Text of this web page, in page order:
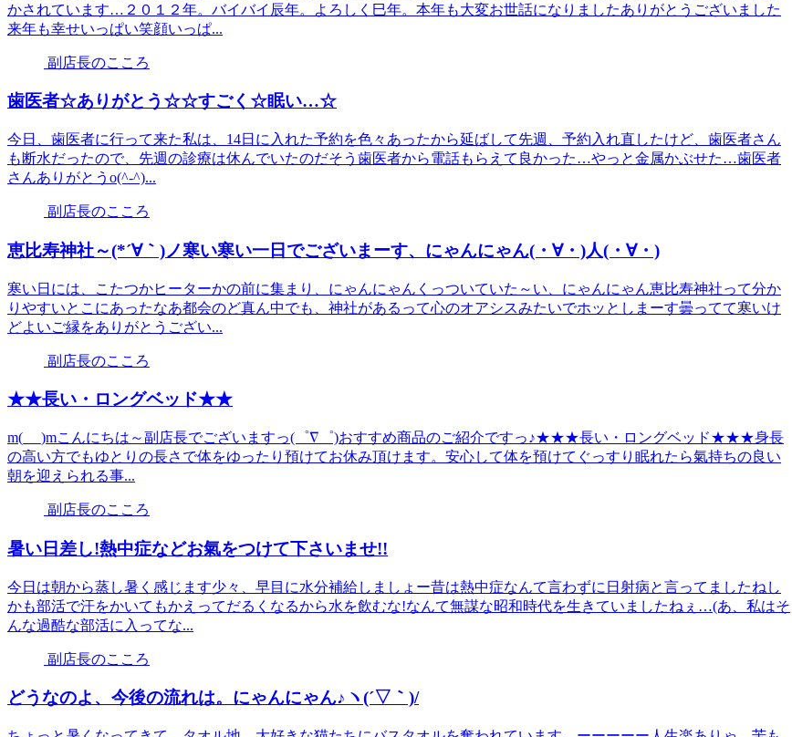
かされています…２０１２年。バイバイ辰年。よろしく巳年。本年も大変お世話になりましたありがとうございました
来年も幸せいっぱい笑顔いっぱ...
副店長のこころ
歯医者☆ありがとう☆☆すごく☆眠い…☆
今日、歯医者に行って来た私は、14日に入れた予約を色々あったから延ばして先週、予約入れ直したけど、歯医者さん
も断水だったので、先週の診療は休んでいたのだそう歯医者から電話もらえて良かった…やっと金属かぶせた…歯医者
さんありがとうo(^-^)...
副店長のこころ
恵比寿神社～(*´∀｀)ノ寒い寒い一日でございまーす、にゃんにゃん(・∀・)人(・∀・)
寒い日には、こたつかヒーターかの前に集まり、にゃんにゃんくっついていた～い、にゃんにゃん恵比寿神社って分か
りやすいとこにあったなあ都会のど真ん中でも、神社があるって心のオアシスみたいでホッとしまーす曇ってて寒いけ
どよいご縁をありがとうござい...
副店長のこころ
★★長い・ロングベッド★★
m(_ _)mこんにちは～副店長でございますっ(゜∇゜)おすすめ商品のご紹介ですっ♪★★★長い・ロングベッド★★★身長
の高い方でもゆとりの長さで体をゆったり預けてお休み頂けます。安心して体を預けてぐっすり眠れたら氣持ちの良い
朝を迎えられる事...
副店長のこころ
暑い日差し!熱中症などお氣をつけて下さいませ!!
今日は朝から蒸し暑く感じます少々、早目に水分補給しましょー昔は熱中症なんて言わずに日射病と言ってましたねし
かも部活で汗をかいてもかえってだるくなるから水を飲むな!なんて無謀な昭和時代を生きていましたねぇ…(あ、私はそ
んな過酷な部活に入ってな...
副店長のこころ
どうなのよ、今後の流れは。にゃんにゃん♪ヽ(´▽｀)/